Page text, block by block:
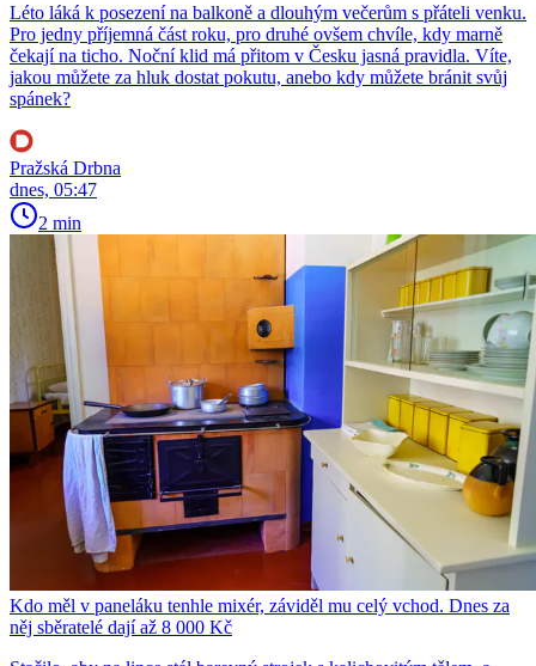
Léto láká k posezení na balkoně a dlouhým večerům s přáteli venku.
Pro jedny příjemná část roku, pro druhé ovšem chvíle, kdy marně
čekají na ticho. Noční klid má přitom v Česku jasná pravidla. Víte,
jakou můžete za hluk dostat pokutu, anebo kdy můžete bránit svůj
spánek?
Pražská Drbna
dnes, 05:47
2 min
Kdo měl v paneláku tenhle mixér, záviděl mu celý vchod. Dnes za
něj sběratelé dají až 8 000 Kč